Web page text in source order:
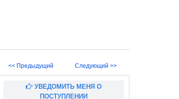
<< Предыдущий Следующий >>
УВЕДОМИТЬ МЕНЯ О
ПОСТУПЛЕНИИ